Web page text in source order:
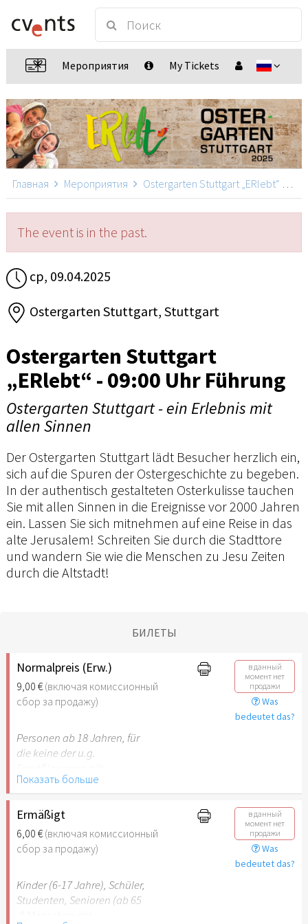
Мероприятия My Tickets
Главная Мероприятия Ostergarten Stuttgart „ERlebt“
The event is in the past.
ср, 09.04.2025
Ostergarten Stuttgart, Stuttgart
Ostergarten Stuttgart
„ERlebt“ - 09:00 Uhr Führung
Ostergarten Stuttgart - ein Erlebnis mit
allen Sinnen
Der Ostergarten Stuttgart lädt Besucher herzlich ein,
sich auf die Spuren der Ostergeschichte zu begeben.
In der authentisch gestalteten Osterkulisse tauchen
Sie mit allen Sinnen in die Ereignisse vor 2000 Jahren
ein. Lassen Sie sich mitnehmen auf eine Reise in das
alte Jerusalem! Schreiten Sie durch die Stadttore
und wandern Sie wie die Menschen zu Jesu Zeiten
durch die Altstadt!
БИЛЕТЫ
Normalpreis (Erw.)
9,00 €(включая комиссионный
сбор за продажу)
в данный
момент нет
продажи
Was
bedeutet das?
Personen ab 18 Jahren, für
die keine der u.g.
Показать больше
Ermäßigt
6,00 €(включая комиссионный
сбор за продажу)
в данный
момент нет
продажи
Was
bedeutet das?
Kinder (6-17 Jahre), Schüler,
Studenten, Senioren (ab 65